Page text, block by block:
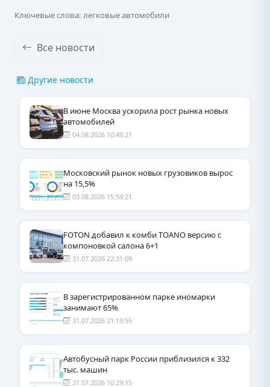
Ключевые слова: легковые автомобили
Все новости
Другие новости
В июне Москва ускорила рост рынка новых
автомобилей
04.08.2026 10:49:21
Московский рынок новых грузовиков вырос
на 15,5%
03.08.2026 15:59:21
FOTON добавил к комби TOANO версию с
компоновкой салона 6+1
31.07.2026 22:31:09
В зарегистрированном парке иномарки
занимают 65%
31.07.2026 21:19:55
Автобусный парк России приблизился к 332
тыс. машин
31.07.2026 10:29:15